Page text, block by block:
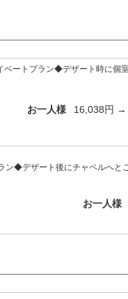
ートプラン◆デザート時に個
お一人様 16,038円 →
ン◆デザート後にチャペルへと
お一人様